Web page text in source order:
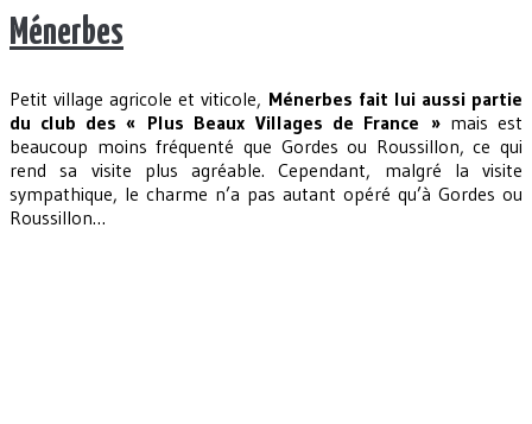
Ménerbes
Petit village agricole et viticole, Ménerbes fait lui aussi partie
du club des « Plus Beaux Villages de France »mais est
beaucoup moins fréquenté que Gordes ou Roussillon, ce qui
rend sa visite plus agréable. Cependant, malgré la visite
sympathique, le charme n’a pas autant opéré qu’à Gordes ou
Roussillon…